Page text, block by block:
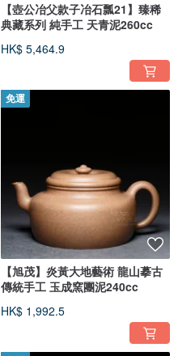
【壺公冶父款子冶石瓢21】臻稀
典藏系列 純手工 天青泥260cc
HK$ 5,464.9
免運
【旭茂】炎黃大地藝術 龍山摹古
傳統手工 玉成窯團泥240cc
HK$ 1,992.5